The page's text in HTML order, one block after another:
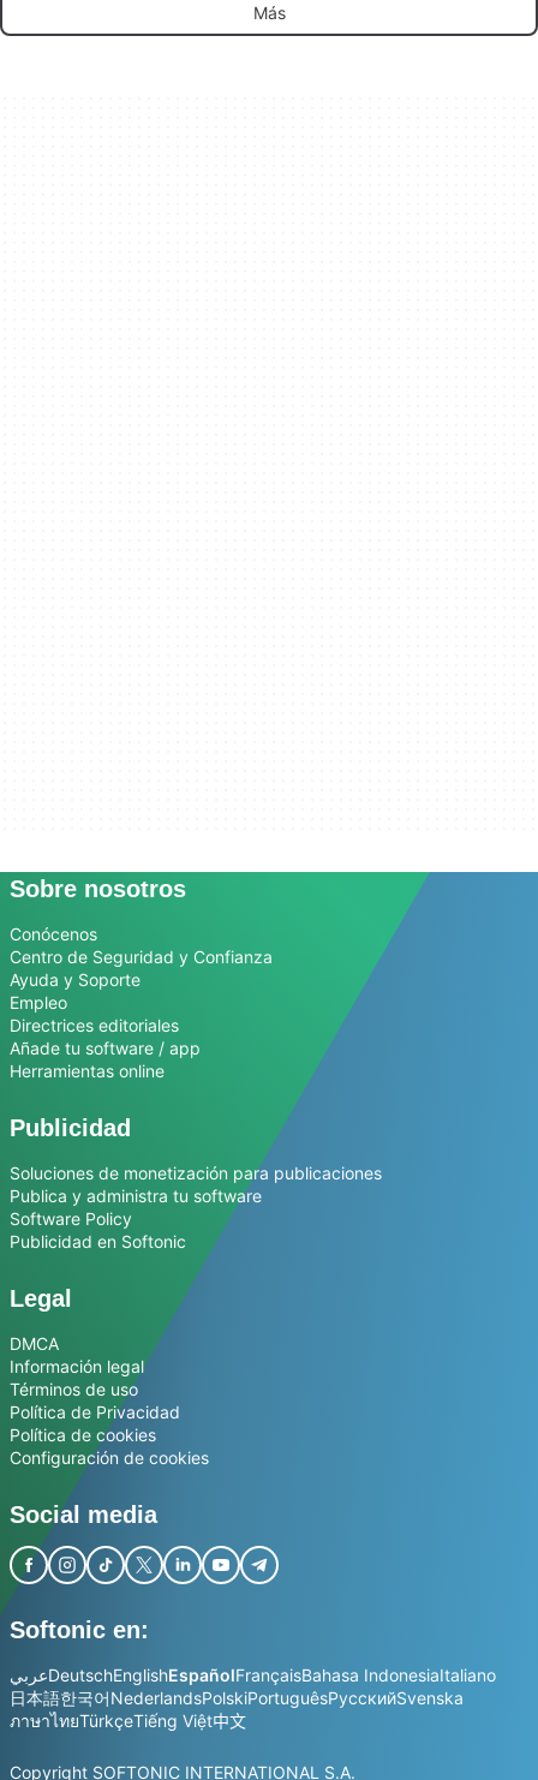
Más
Sobre nosotros
Conócenos
Centro de Seguridad y Confianza
Ayuda y Soporte
Empleo
Directrices editoriales
Añade tu software / app
Herramientas online
Publicidad
Soluciones de monetización para publicaciones
Publica y administra tu software
Software Policy
Publicidad en Softonic
Legal
DMCA
Información legal
Términos de uso
Política de Privacidad
Política de cookies
Configuración de cookies
Social media
Softonic en:
عربيDeutschEnglishEspañolFrançaisBahasa IndonesiaItaliano
日本語한국어NederlandsPolskiPortuguêsРусскийSvenska
ภาษาไทยTürkçeTiếng Việt中文
Copyright SOFTONIC INTERNATIONAL S.A.